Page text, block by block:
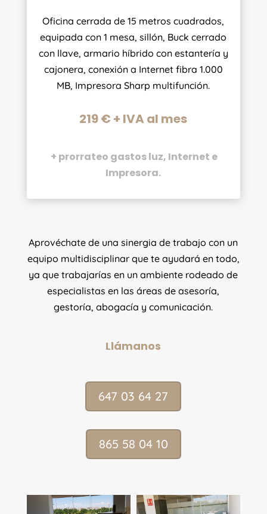
Oficina cerrada de 15 metros cuadrados,
equipada con 1 mesa, sillón, Buck cerrado
con llave, armario híbrido con estantería y
cajonera, conexión a Internet fibra 1.000
MB, Impresora Sharp multifunción.
219 € + IVA al mes
+ prorrateo gastos luz, Internet e
Impresora.
Aprovéchate de una sinergia de trabajo con un
equipo multidisciplinar que te ayudará en todo,
ya que trabajarías en un ambiente rodeado de
especialistas en las áreas de asesoría,
gestoría, abogacía y comunicación.
Llámanos
647 03 64 27
865 58 04 10